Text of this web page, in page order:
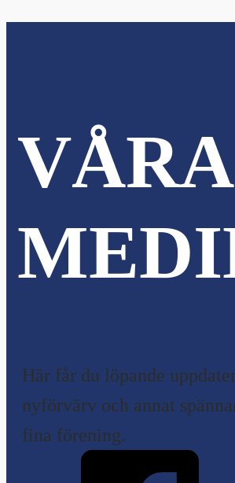
Här får du löpande
nyförvärv och annat
fina förening.